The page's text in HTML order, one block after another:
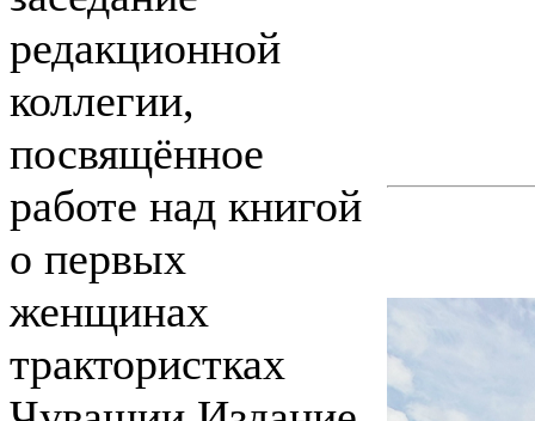
редакционной
коллегии,
посвящённое
работе над книгой
о первых
женщинах
трактористках